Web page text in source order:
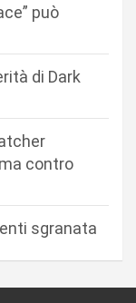
può
di Dark
contro
sgranata